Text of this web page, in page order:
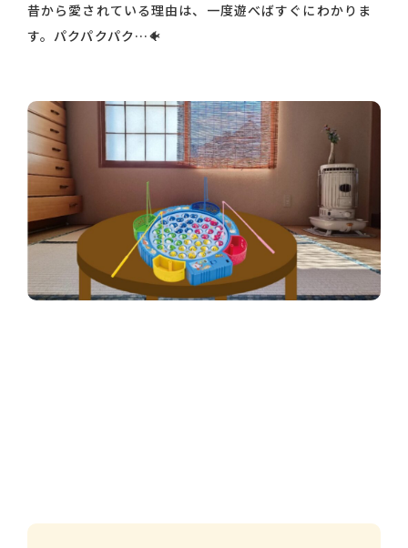
昔から愛されている理由は、一度遊べばすぐにわかりま
す。パクパクパク…🐠